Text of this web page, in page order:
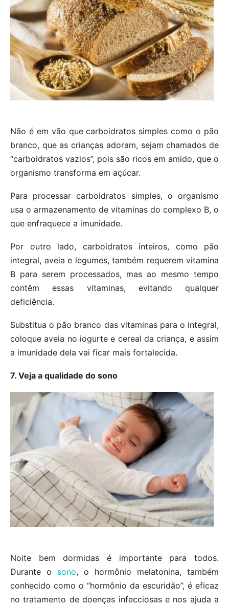
Não é em vão que carboidratos simples como o pão
branco, que as crianças adoram, sejam chamados de
“carboidratos vazios”, pois são ricos em amido, que o
organismo transforma em açúcar.
Para processar carboidratos simples, o organismo
usa o armazenamento de vitaminas do complexo B, o
que enfraquece a imunidade.
Por outro lado, carboidratos inteiros, como pão
integral, aveia e legumes, também requerem vitamina
B para serem processados, mas ao mesmo tempo
contêm essas vitaminas, evitando qualquer
deficiência.
Substitua o pão branco das vitaminas para o integral,
coloque aveia no iogurte e cereal da criança, e assim
a imunidade dela vai ficar mais fortalecida.
7. Veja a qualidade do sono
Noite bem dormidas é importante para todos.
Durante o sono, o hormônio melatonina, também
conhecido como o “hormônio da escuridão”, é eficaz
no tratamento de doenças infecciosas e nos ajuda a